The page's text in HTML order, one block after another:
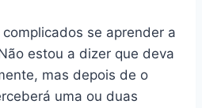
se aprender a
estou a dizer que deva
mas depois de o
uma ou duas